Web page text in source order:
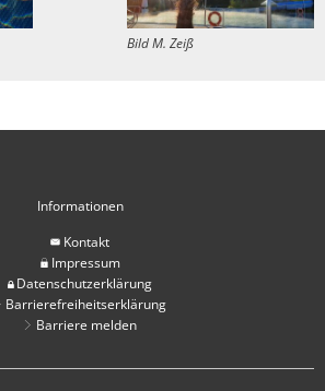
Bild M. Zeiß
Informationen
Kontakt
Impressum
Datenschutzerklärung
Barrierefreiheitserklärung
Barriere melden